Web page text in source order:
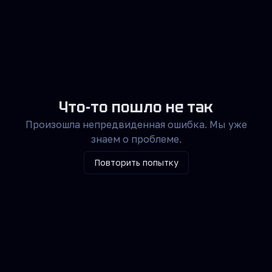
Что-то пошло не так
Произошла непредвиденная ошибка. Мы уже
знаем о проблеме.
Повторить попытку